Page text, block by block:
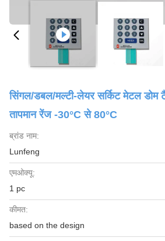
सिंगल/डबल/मल्टी-लेयर सर्किट मेटल डोम
तापमान रेंज -30°C से 80°C
ब्रांड नाम:
Lunfeng
एमओक्यू:
1 pc
कीमत:
based on the design